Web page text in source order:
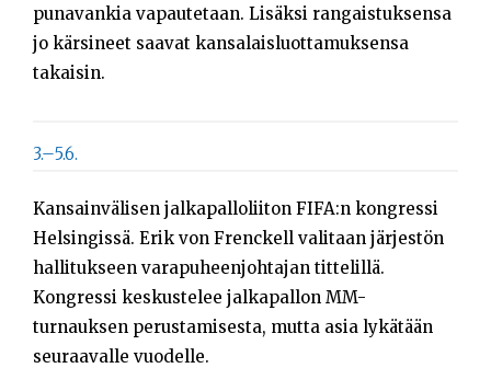
punavankia vapautetaan. Lisäksi rangaistuksensa
jo kärsineet saavat kansalaisluottamuksensa
takaisin.
3.–5.6.
Kansainvälisen jalkapalloliiton FIFA:n kongressi
Helsingissä. Erik von Frenckell valitaan järjestön
hallitukseen varapuheenjohtajan tittelillä.
Kongressi keskustelee jalkapallon MM-
turnauksen perustamisesta, mutta asia lykätään
seuraavalle vuodelle.